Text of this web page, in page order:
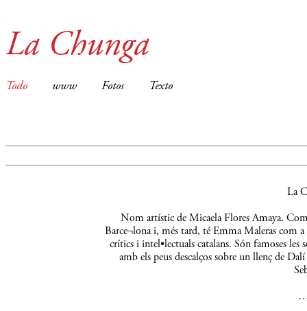
La Chunga
Todo www Fotos Texto
La
Nom artístic de Micaela Flores Amaya.
Barce¬lona i, més tard, té Emma Maleras com
crítics i intel•lectuals catalans. Són famoses
amb els peus descalços sobre un llenç de